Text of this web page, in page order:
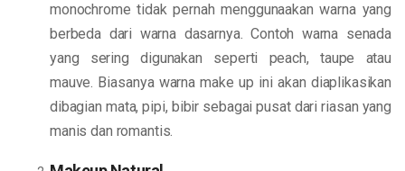
monochrome tidak pernah menggunaakan warna yang
berbeda dari warna dasarnya. Contoh warna senada
yang sering digunakan seperti peach, taupe atau
mauve. Biasanya warna make up ini akan diaplikasikan
dibagian mata, pipi, bibir sebagai pusat dari riasan yang
manis dan romantis.